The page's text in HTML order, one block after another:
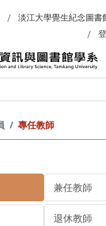
淡江大學覺生紀念圖書
專任教師
兼任教師
退休教師